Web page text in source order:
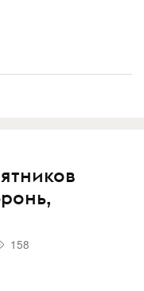
158